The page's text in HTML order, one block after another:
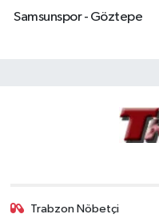
Samsunspor - Göztepe
Trabzon Nöbetçi